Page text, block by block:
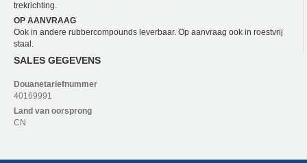
trekrichting.
OP AANVRAAG
Ook in andere rubbercompounds leverbaar. Op aanvraag ook in roestvrij
staal.
SALES GEGEVENS
Douanetariefnummer
40169991
Land van oorsprong
CN